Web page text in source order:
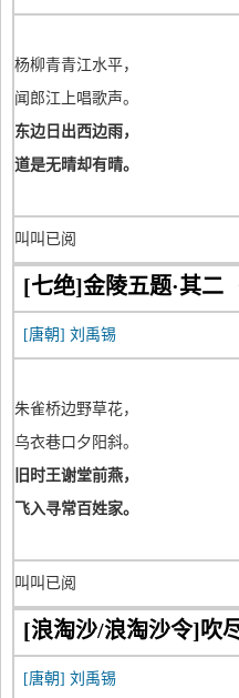
杨柳青青江水平，
闻郎江上唱歌声。
东边日出西边雨，
道是无晴却有晴。
叫叫已阅
[七绝]金陵五题·其二
[唐朝] 刘禹锡
朱雀桥边野草花，
乌衣巷口夕阳斜。
旧时王谢堂前燕，
飞入寻常百姓家。
叫叫已阅
[浪淘沙/浪淘沙令]吹
[唐朝] 刘禹锡